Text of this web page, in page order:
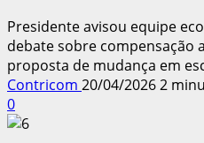
Presidente avisou equipe
debate sobre compensação
proposta de mudança em
Contricom 20/04/20262
0